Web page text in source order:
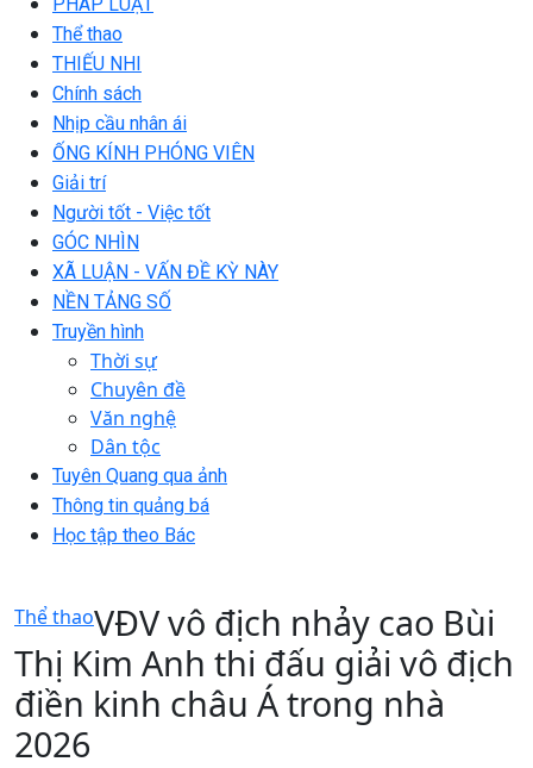
Thể thao
THIẾU NHI
Chính sách
Nhịp cầu nhân ái
ỐNG KÍNH PHÓNG VIÊN
Giải trí
Người tốt - Việc tốt
GÓC NHÌN
XÃ LUẬN - VẤN ĐỀ KỲ NÀY
NỀN TẢNG SỐ
Truyền hình
Thời sự
Chuyên đề
Văn nghệ
Dân tộc
Tuyên Quang qua ảnh
Thông tin quảng bá
Học tập theo Bác
Thể thaoVĐV vô địch nhảy cao Bùi
Thị Kim Anh thi đấu giải vô địch
điền kinh châu Á trong nhà
2026